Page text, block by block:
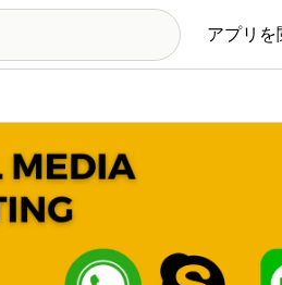
アプリ